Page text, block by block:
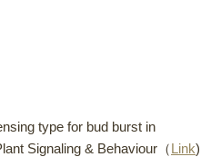
type for bud burst in
Signaling & Behaviour（Link)